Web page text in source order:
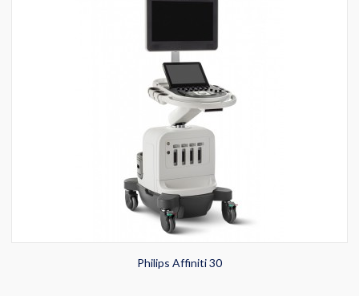
Philips Affiniti 30